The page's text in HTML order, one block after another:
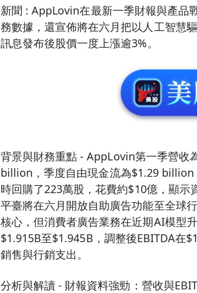
新聞 : AppLovin在最新一季財報與產品
務數據，還宣佈將在六月把以人工智慧
訊息發布後股價一度上漲逾3%。
背景與財務重點 - AppLovin第一季營收
billion，季度自由現金流為$1.29
時回購了223萬股，花費約$10億，顯
平臺將在六月開放自助廣告功能至全球
核心，但消費者廣告業務在近期AI模型
$1.915B至$1.945B，調整後EBITDA在
銷售與行銷支出。
分析與解讀 - 財報資料強勁：營收與